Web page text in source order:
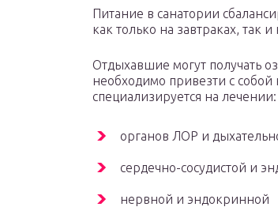
Питание в санатории
как только на завтраках, так
Отдыхавшие могут получать
необходимо привезти с
специализируется на лечении:
органов ЛОР и
сердечно-сосудистой и
нервной и эндокринной